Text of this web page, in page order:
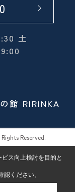
土
館 RIRINKA
Reserved.
ス向上検討を目的と
認ください。